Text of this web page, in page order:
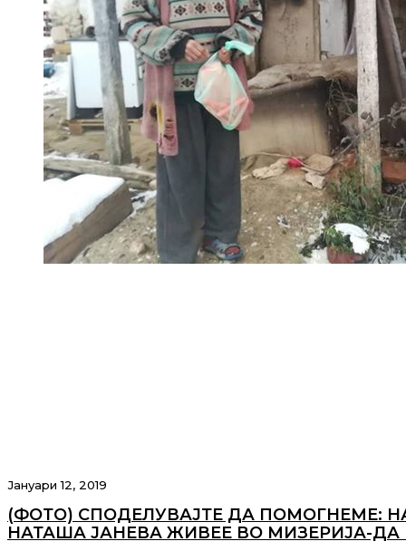
Јануари 12, 2019
(ФОТО) СПОДЕЛУВАЈТЕ ДА ПОМОГНЕМЕ:
НАТАША ЈАНЕВА ЖИВЕЕ ВО МИЗЕРИЈА-